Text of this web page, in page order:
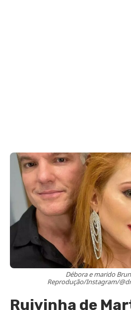
Débora e marido
Reprodução/Instagram/
Ruivinha de